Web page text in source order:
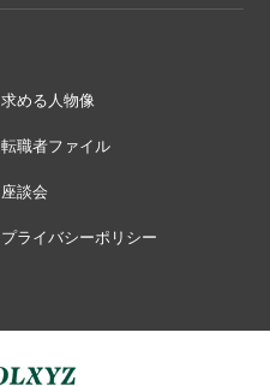
求める人物像
転職者ファイル
座談会
プライバシーポリシー